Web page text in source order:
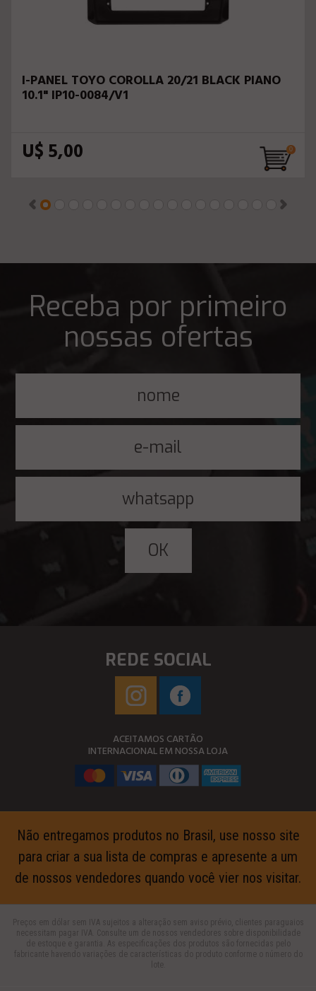
I-PANEL TOYO COROLLA 20/21 BLACK PIANO
10.1" IP10-0084/V1
U$ 5,00
Receba por primeiro
nossas ofertas
REDE SOCIAL
ACEITAMOS CARTÃO
INTERNACIONAL EM NOSSA LOJA
Não entregamos produtos no Brasil, use nosso site
para criar a sua lista de compras e apresente a um
de nossos vendedores quando você vier nos visitar.